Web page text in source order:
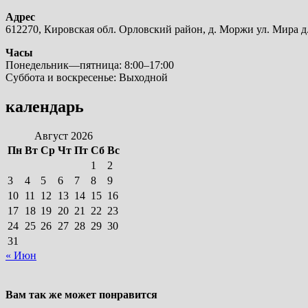
Адрес
612270, Кировская обл. Орловский район, д. Моржи ул. Мира
Часы
Понедельник—пятница: 8:00–17:00
Суббота и воскресенье: Выходной
календарь
Август 2026
Пн Вт Ср Чт Пт Сб Вс
1
2
3
4 5 6 7 8
9
10 11 12 13 14 15 16
17 18 19 20 21 22 23
24 25 26 27 28 29 30
31
« Июн
Вам так же может понравится